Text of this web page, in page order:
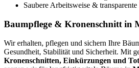
Saubere Arbeitsweise &
Baumpflege & Kronenschnitt in
Wir erhalten, pflegen und sichern Ihre
Gesundheit, Stabilität und Sicherheit. Mit
Kronenschnitten, Einkürzungen und